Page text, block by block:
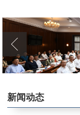
新闻动态